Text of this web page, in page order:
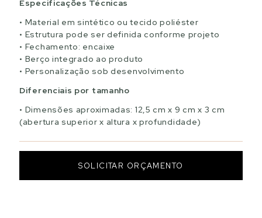
Especificações Técnicas
Material em sintético ou tecido poliéster
Estrutura pode ser definida conforme projeto
Fechamento: encaixe
Berço integrado ao produto
Personalização sob desenvolvimento
Diferenciais por tamanho
Dimensões aproximadas: 12,5 cm x 9 cm x 3 cm
(abertura superior x altura x profundidade)
SOLICITAR ORÇAMENTO